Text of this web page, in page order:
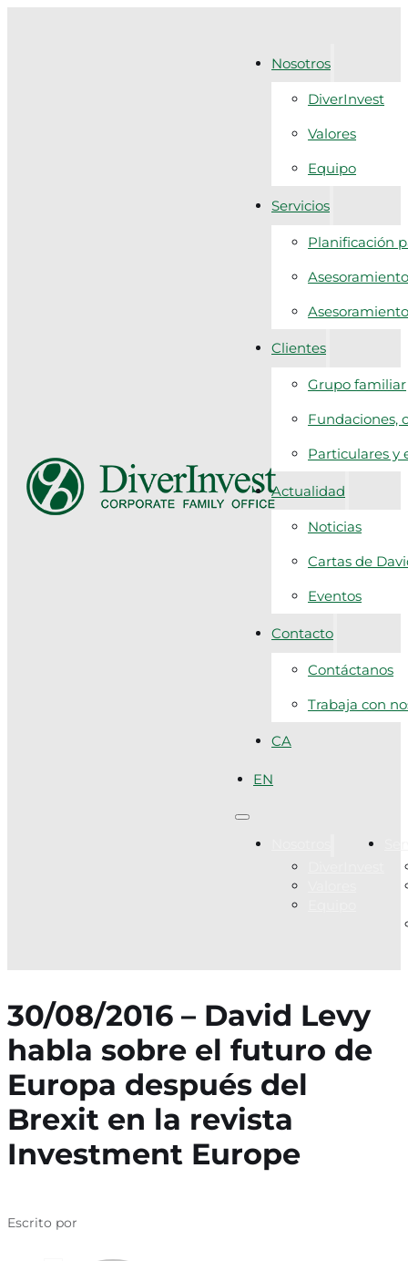
Nosotros
DiverInvest
Valores
Equipo
Servicios
Planificación
Clientes
Grupo familiar
Fundaciones,
Particulares y
Actualidad
Noticias
Cartas de
Eventos
Contacto
Contáctanos
Trabaja con
CA
EN
30/08/2016 – David Levy
habla sobre el futuro de
Europa después del
Brexit en la revista
Investment Europe
Escrito por